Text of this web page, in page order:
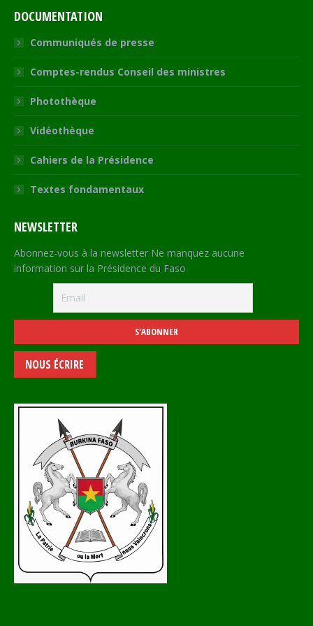
DOCUMENTATION
Communiqués de presse
Comptes-rendus Conseil des ministres
Photothèque
Vidéothèque
Cahiers de la Présidence
Textes fondamentaux
NEWSLETTER
Abonnez-vous à la newsletter Ne manquez aucune
information sur la Présidence du Faso
NOUS ÉCRIRE